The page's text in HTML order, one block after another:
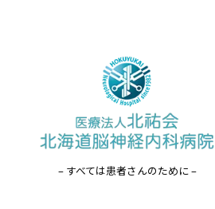
– すべては患者さんのために –